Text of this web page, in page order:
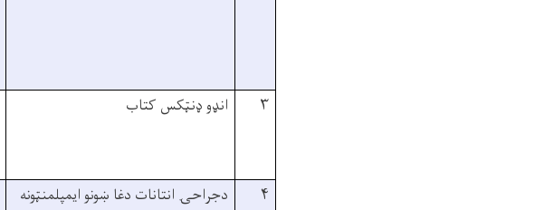
۳ انډو ډنټکس کتاب
۴ دجراحۍ انتانات دغا ښونو ايمپلمنټونه